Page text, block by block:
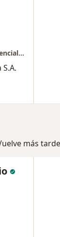
SES Hospital de Caldas, Centro Medico Preferencial // Consultorio 27
más